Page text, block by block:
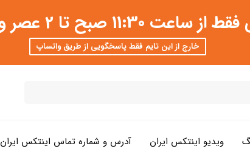
3 تا 8 شب امکان پذیر است
خارج از این تایم فقط پاسخگویی از طریق واتساپ
ویدیو اینتکس ایران آدرس و شماره تماس اینتکس ایران